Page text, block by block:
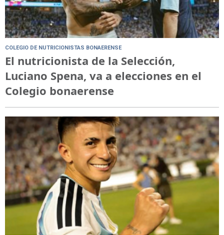
COLEGIO DE NUTRICIONISTAS BONAERENSE
El nutricionista de la Selección,
Luciano Spena, va a elecciones en el
Colegio bonaerense